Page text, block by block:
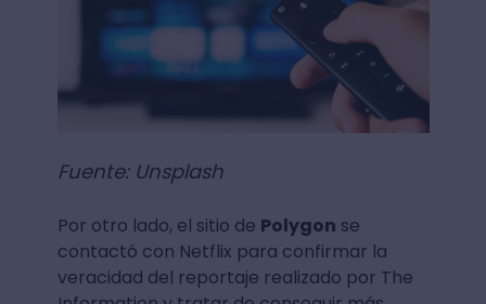
Fuente: Unsplash
Por otro lado, el sitio de Polygon se
contactó con Netflix para confirmar la
veracidad del reportaje realizado por The